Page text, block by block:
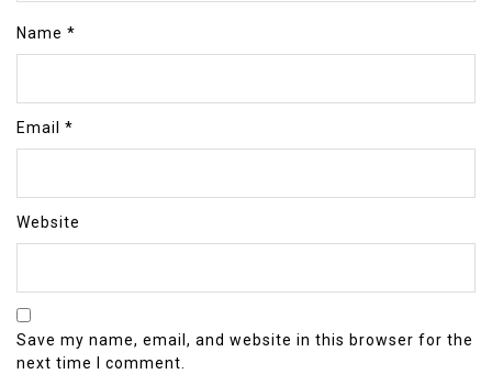
Name *
Email *
Website
Save my name, email, and website in this browser for the
next time I comment.